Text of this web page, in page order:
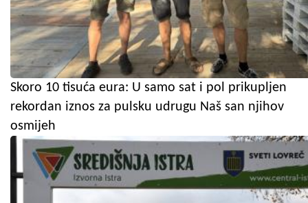
Skoro 10 tisuća eura: U samo sat i pol prikupljen
rekordan iznos za pulsku udrugu Naš san njihov
osmijeh